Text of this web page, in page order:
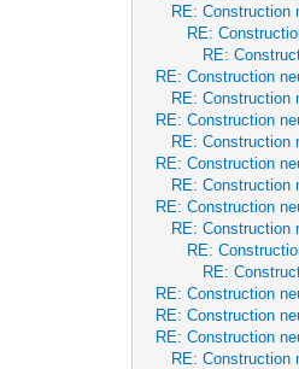
RE: Construction
RE:
RE:
RE: Construction
RE: Construction
RE: Construction
RE: Construction
RE: Construction
RE: Construction
RE: Construction
RE: Construction
RE:
RE:
RE: Construction
RE: Construction
RE: Construction
RE: Construction